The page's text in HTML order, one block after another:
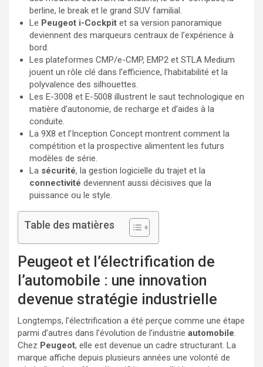
berline, le break et le grand SUV familial.
Le Peugeot i-Cockpit et sa version panoramique
deviennent des marqueurs centraux de l’expérience à
bord.
Les plateformes CMP/e-CMP, EMP2 et STLA Medium
jouent un rôle clé dans l’efficience, l’habitabilité et la
polyvalence des silhouettes.
Les E-3008 et E-5008 illustrent le saut technologique en
matière d’autonomie, de recharge et d’aides à la
conduite.
La 9X8 et l’Inception Concept montrent comment la
compétition et la prospective alimentent les futurs
modèles de série.
La sécurité, la gestion logicielle du trajet et la
connectivité deviennent aussi décisives que la
puissance ou le style.
Table des matières
Peugeot et l’électrification de
l’automobile : une innovation
devenue stratégie industrielle
Longtemps, l’électrification a été perçue comme une étape
parmi d’autres dans l’évolution de l’industrie automobile.
Chez Peugeot, elle est devenue un cadre structurant. La
marque affiche depuis plusieurs années une volonté de